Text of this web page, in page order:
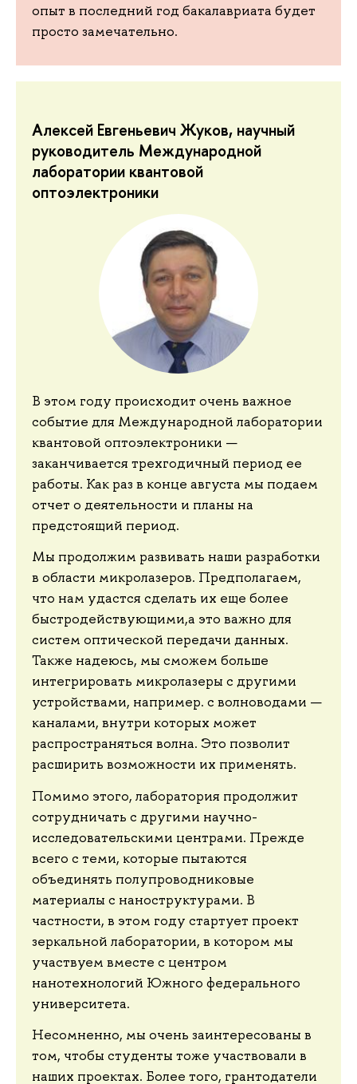
опыт в последний год бакалавриата будет
просто замечательно.
Алексей Евгеньевич Жуков, научный
руководитель Международной
лаборатории квантовой
оптоэлектроники
В этом году происходит очень важное
событие для Международной лаборатории
квантовой оптоэлектроники —
заканчивается трехгодичный период ее
работы. Как раз в конце августа мы подаем
отчет о деятельности и планы на
предстоящий период.
Мы продолжим развивать наши разработки
в области микролазеров. Предполагаем,
что нам удастся сделать их еще более
быстродействующими,а это важно для
систем оптической передачи данных.
Также надеюсь, мы сможем больше
интегрировать микролазеры с другими
устройствами, например. с волноводами —
каналами, внутри которых может
распространяться волна. Это позволит
расширить возможности их применять.
Помимо этого, лаборатория продолжит
сотрудничать с другими научно-
исследовательскими центрами. Прежде
всего с теми, которые пытаются
объединять полупроводниковые
материалы с наноструктурами. В
частности, в этом году стартует проект
зеркальной лаборатории, в котором мы
участвуем вместе с центром
нанотехнологий Южного федерального
университета.
Несомненно, мы очень заинтересованы в
том, чтобы студенты тоже участвовали в
наших проектах. Более того, грантодатели